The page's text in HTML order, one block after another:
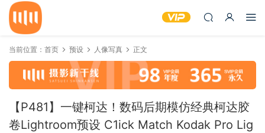
当前位置： 首页 预设 人像写真 正文
【P481】一键柯达！数码后期模仿经典柯达胶
卷Lightroom预设 C1ick Match Kodak Pro Lig